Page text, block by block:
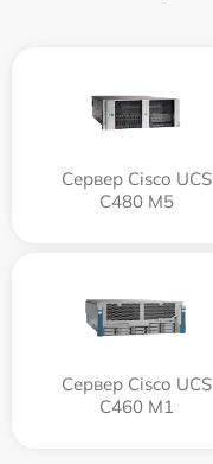
Сервер Cisco UCS
C480 M5
Сервер Cisco UCS
C460 M1